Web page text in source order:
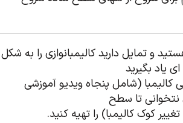
و تمایل دارید کالیمبانوازی را به شکل
یاد بگیرید
کالیمبا (شامل پنجاه ویدیو آموزشی
تا سطح
کوک کالیمبا) را تهیه کنید.